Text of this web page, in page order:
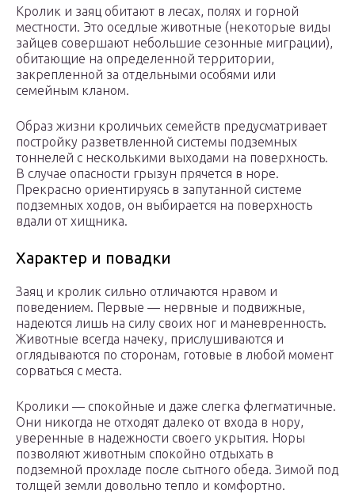
Кролик и заяц обитают в лесах, полях и горной
местности. Это оседлые животные (некоторые виды
зайцев совершают небольшие сезонные миграции),
обитающие на определенной территории,
закрепленной за отдельными особями или
семейным кланом.
Образ жизни кроличьих семейств предусматривает
постройку разветвленной системы подземных
тоннелей с несколькими выходами на поверхность.
В случае опасности грызун прячется в норе.
Прекрасно ориентируясь в запутанной системе
подземных ходов, он выбирается на поверхность
вдали от хищника.
Характер и повадки
Заяц и кролик сильно отличаются нравом и
поведением. Первые — нервные и подвижные,
надеются лишь на силу своих ног и маневренность.
Животные всегда начеку, прислушиваются и
оглядываются по сторонам, готовые в любой момент
сорваться с места.
Кролики — спокойные и даже слегка флегматичные.
Они никогда не отходят далеко от входа в нору,
уверенные в надежности своего укрытия. Норы
позволяют животным спокойно отдыхать в
подземной прохладе после сытного обеда. Зимой под
толщей земли довольно тепло и комфортно.